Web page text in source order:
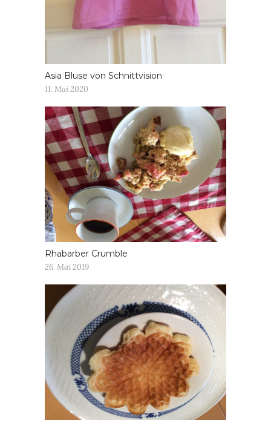
Asia Bluse von Schnittvision
11. Mai 2020
Rhabarber Crumble
26. Mai 2019